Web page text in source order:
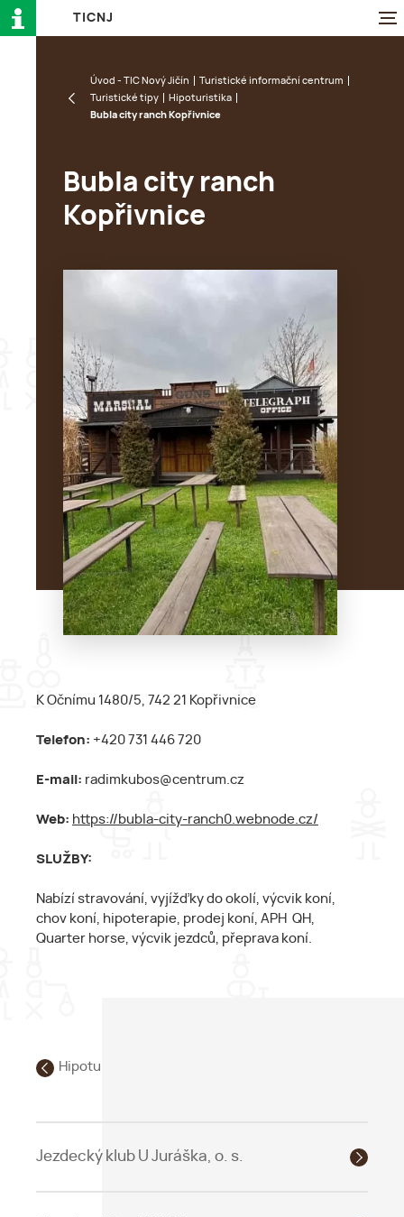
TI CN J
Úvod - TIC Nový Jičín
Turistické informační centrum
Turistické tipy
Hipoturistika
Bubla city ranch Kopřivnice
Bubla city ranch
Kopřivnice
K Očnímu 1480/5, 742 21 Kopřivnice
Telefon: +420 731 446 720
E-mail: radimkubos@centrum.cz
Web: https://bubla-city-ranch0.webnode.cz/
SLUŽBY:
Nabízí stravování, vyjížďky do okolí, výcvik koní,
chov koní, hipoterapie, prodej koní, APH QH,
Quarter horse, výcvik jezdců, přeprava koní.
Hipoturistika
Jezdecký klub U Juráška, o. s.